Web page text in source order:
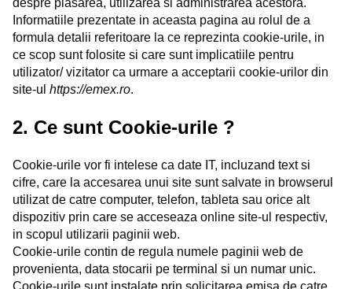
despre plasarea, utilizarea si administrarea acestora.
Informatiile prezentate in aceasta pagina au rolul de a
formula detalii referitoare la ce reprezinta cookie-urile, in
ce scop sunt folosite si care sunt implicatiile pentru
utilizator/ vizitator ca urmare a acceptarii cookie-urilor din
site-ul https://emex.ro.
2. Ce sunt Cookie-urile ?
Cookie-urile vor fi intelese ca date IT, incluzand text si
cifre, care la accesarea unui site sunt salvate in browserul
utilizat de catre computer, telefon, tableta sau orice alt
dispozitiv prin care se acceseaza online site-ul respectiv,
in scopul utilizarii paginii web.
Cookie-urile contin de regula numele paginii web de
provenienta, data stocarii pe terminal si un numar unic.
Cookie-urile sunt instalate prin solicitarea emisa de catre